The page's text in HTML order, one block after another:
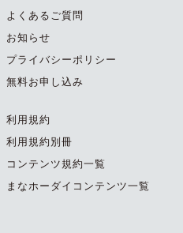
よくあるご質問
お知らせ
プライバシーポリシー
無料お申し込み
利用規約
利用規約別冊
コンテンツ規約一覧
まなホーダイコンテンツ一覧